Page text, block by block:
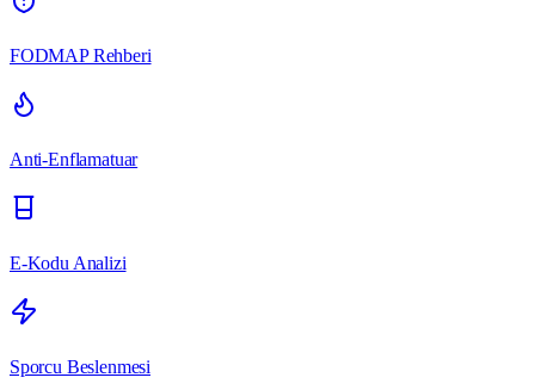
FODMAP Rehberi
Anti-Enflamatuar
E-Kodu Analizi
Sporcu Beslenmesi